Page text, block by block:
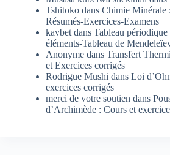
Tshitoko dans Chimie Minérale
Résumés-Exercices-Examens
kavbet dans Tableau périodique
éléments-Tableau de
Anonyme dans Transfert
et Exercices corrigés
Rodrigue Mushi dans Loi
exercices corrigés
merci de votre soutien dans
d’Archimède : Cours et